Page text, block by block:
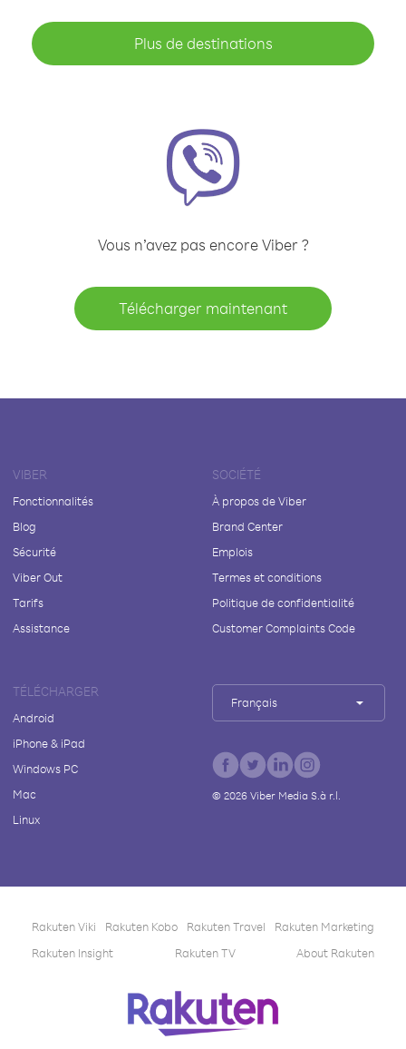
Plus de destinations
Vous n’avez pas encore Viber ?
Télécharger maintenant
VIBER
Fonctionnalités
Blog
Sécurité
Viber Out
Tarifs
Assistance
SOCIÉTÉ
À propos de Viber
Brand Center
Emplois
Termes et conditions
Politique de confidentialité
Customer Complaints Code
TÉLÉCHARGER
Android
iPhone & iPad
Windows PC
Mac
Linux
Français
© 2026Viber Media S.à r.l.
Rakuten Viki Rakuten Kobo Rakuten Travel
Rakuten Marketing
Rakuten Insight
Rakuten TV About Rakuten